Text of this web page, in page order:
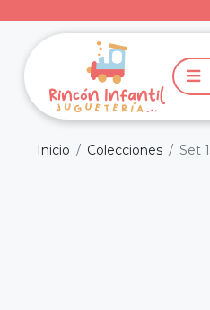
Inicio Colecciones Set